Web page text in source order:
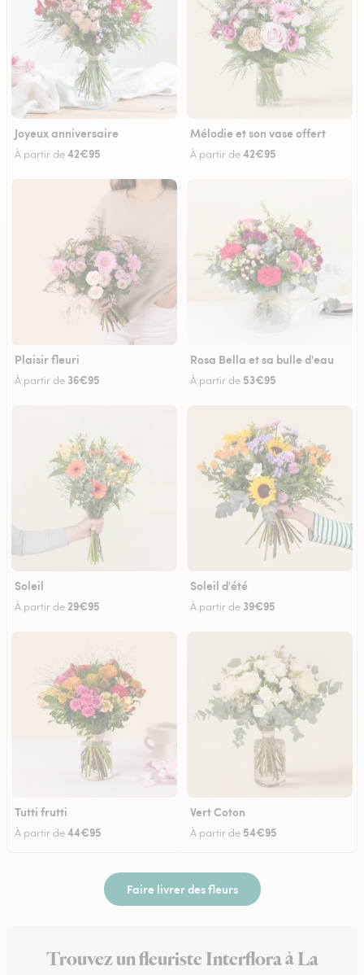
Joyeux anniversaire
À partir de42€95
Mélodie et son vase offert
À partir de42€95
Plaisir fleuri
À partir de 36€95
Rosa Bella et sa bulle d'eau
À partir de 53€95
Soleil
À partir de29€95
Soleil d'été
À partir de 39€95
Tutti frutti
À partir de44€95
Vert Coton
À partir de 54€95
Faire livrer des fleurs
Trouvez un fleuriste Interflora à La